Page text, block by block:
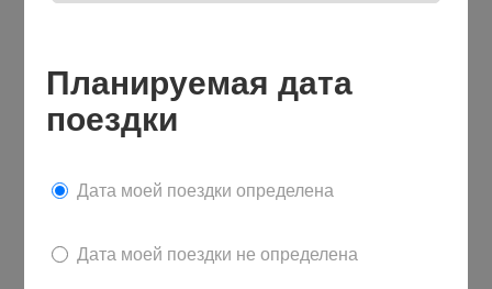
Планируемая дата
поездки
Дата моей поездки определена
Дата моей поездки не определена